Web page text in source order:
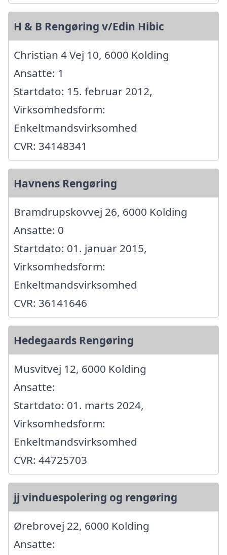
H & B Rengøring v/Edin Hibic
Christian 4 Vej 10, 6000 Kolding
Ansatte: 1
Startdato: 15. februar 2012,
Virksomhedsform:
Enkeltmandsvirksomhed
CVR: 34148341
Havnens Rengøring
Bramdrupskovvej 26, 6000 Kolding
Ansatte: 0
Startdato: 01. januar 2015,
Virksomhedsform:
Enkeltmandsvirksomhed
CVR: 36141646
Hedegaards Rengøring
Musvitvej 12, 6000 Kolding
Ansatte:
Startdato: 01. marts 2024,
Virksomhedsform:
Enkeltmandsvirksomhed
CVR: 44725703
jj vinduespolering og rengøring
Ørebrovej 22, 6000 Kolding
Ansatte: